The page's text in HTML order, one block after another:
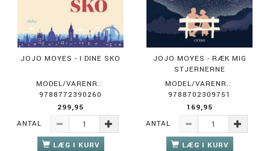
JOJO MOYES - I DINE SKO
MODEL/VARENR.:
9788772390260
299,95
ANTAL
LÆG I KURV
JOJO MOYES - RÆK MIG
STJERNERNE
MODEL/VARENR.:
9788702309751
169,95
ANTAL
LÆG I KURV